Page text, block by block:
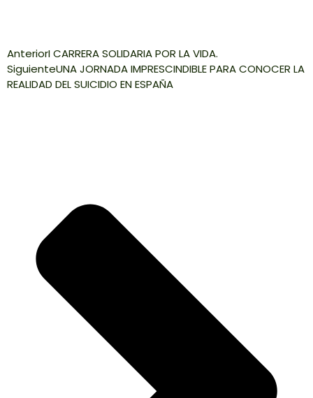
AnteriorI CARRERA SOLIDARIA POR LA VIDA.
SiguienteUNA JORNADA IMPRESCINDIBLE PARA CONOCER LA
REALIDAD DEL SUICIDIO EN ESPAÑA